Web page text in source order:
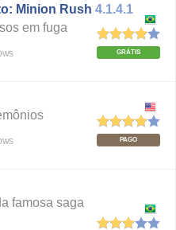
Minion Rush 4.1.4.1
em fuga
GRÁTIS
PAGO
famosa saga